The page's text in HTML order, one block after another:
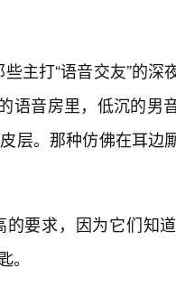
主打“语音交友”的深
语音房里，低沉的男
层。那种仿佛在耳边
要求，因为它们知